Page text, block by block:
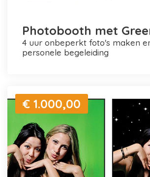
Photobooth met
4 uur onbeperkt foto's maken en printen +
personele begeleiding
€ 1.000,00